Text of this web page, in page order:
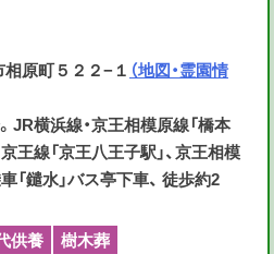
原町５２２−１ （地図・霊園情
JR横浜線・京王相模原線「橋本
京王線「京王八王子駅」、京王相模
「鑓水」バス亭下車、 徒歩約2
供養
樹木葬